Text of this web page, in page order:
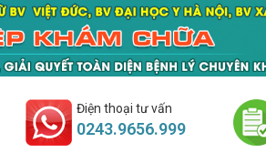
Điện thoại tư vấn
0243.9656.999